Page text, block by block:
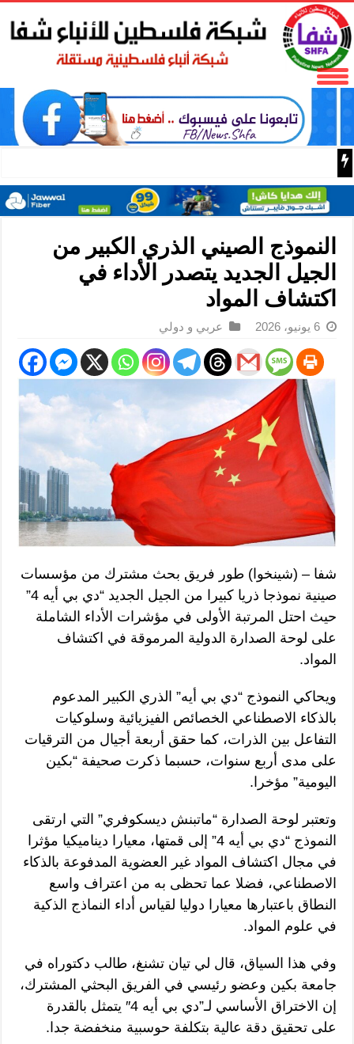
باسم الرئيس: وزير الداخلية زياد هب الريح يمنح العميد
النموذج الصيني الذري الكبير من
الجيل الجديد يتصدر الأداء في
اكتشاف المواد
6 يونيو، 2026 عربي و دولي
شفا – (شينخوا) طور فريق بحث مشترك من مؤسسات
صينية نموذجا ذريا كبيرا من الجيل الجديد “دي بي أيه 4”
حيث احتل المرتبة الأولى في مؤشرات الأداء الشاملة
على لوحة الصدارة الدولية المرموقة في اكتشاف
المواد.
ويحاكي النموذج “دي بي أيه” الذري الكبير المدعوم
بالذكاء الاصطناعي الخصائص الفيزيائية وسلوكيات
التفاعل بين الذرات، كما حقق أربعة أجيال من الترقيات
على مدى أربع سنوات، حسبما ذكرت صحيفة “بكين
اليومية” مؤخرا.
وتعتبر لوحة الصدارة “ماتبنش ديسكوفري” التي ارتقى
النموذج “دي بي أيه 4” إلى قمتها، معيارا ديناميكيا مؤثرا
في مجال اكتشاف المواد غير العضوية المدفوعة بالذكاء
الاصطناعي، فضلا عما تحظى به من اعتراف واسع
النطاق باعتبارها معيارا دوليا لقياس أداء النماذج الذكية
في علوم المواد.
وفي هذا السياق، قال لي تيان تشنغ، طالب دكتوراه في
جامعة بكين وعضو رئيسي في الفريق البحثي المشترك،
إن الاختراق الأساسي لـ”دي بي أيه 4″ يتمثل بالقدرة
على تحقيق دقة عالية بتكلفة حوسبية منخفضة جدا.